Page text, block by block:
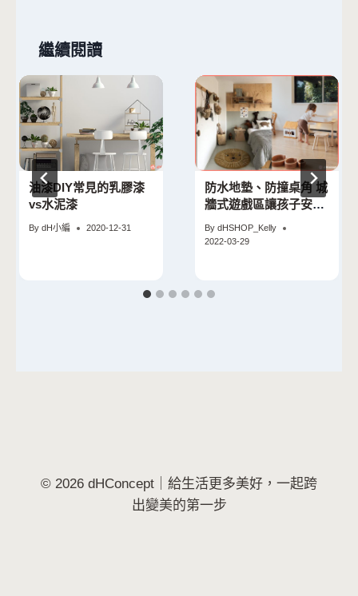
繼續閱讀
油漆DIY常見的乳膠漆
vs水泥漆
By dH小編 2020-12-31
防水地墊、防撞桌角 城
牆式遊戲區讓孩子安全
By dHSHOP_Kelly
2022-03-29
© 2026 dHConcept｜給生活更多美好，一起跨
出變美的第一步